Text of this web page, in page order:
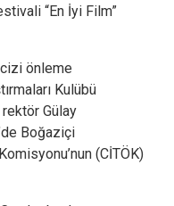
“En İyi Film”
önleme
Kulübü
Gülay
Boğaziçi
(CİTÖK)